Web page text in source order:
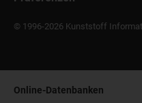
© 1996-2026 Kunststoff
Online-Datenbanken